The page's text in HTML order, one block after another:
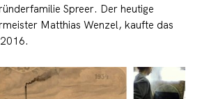
Spreer. Der heutige
Matthias Wenzel, kaufte das